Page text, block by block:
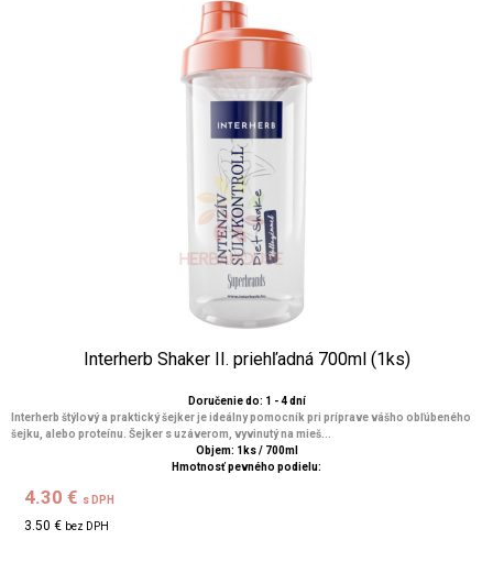
Interherb Shaker II. priehľadná 700ml (1ks)
Doručenie do: 1 - 4 dní
Interherb štýlový a praktický šejker je ideálny pomocník pri príprave vášho obľúbeného
šejku, alebo proteínu. Šejker s uzáverom, vyvinutý na mieš...
Objem: 1ks / 700ml
Hmotnosť pevného podielu:
4.30 € s DPH
3.50 € bez DPH